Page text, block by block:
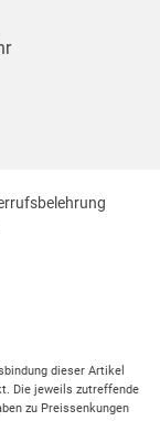
dieser Artikel
Die jeweils zutreffende
zu Preissenkungen